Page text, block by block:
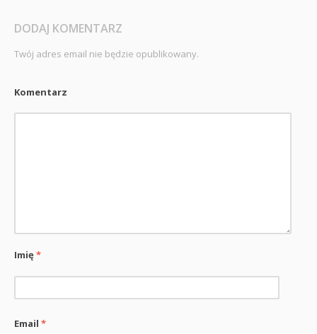
DODAJ KOMENTARZ
Twój adres email nie będzie opublikowany.
Komentarz
Imię*
Email*